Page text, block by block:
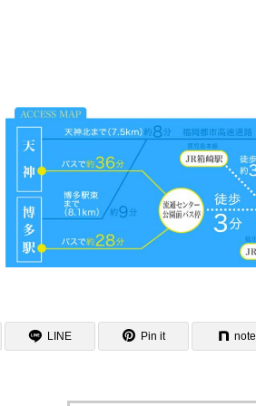
LINE Pin it note